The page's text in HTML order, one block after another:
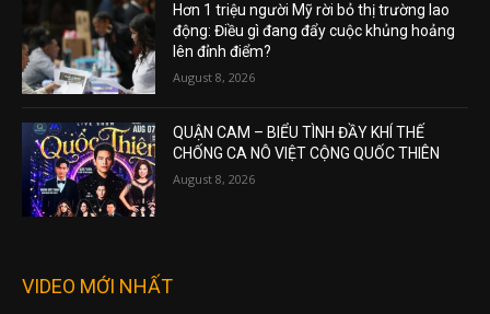
Hơn 1 triệu người Mỹ rời bỏ thị trường lao
động: Điều gì đang đẩy cuộc khủng hoảng
lên đỉnh điểm?
August 8, 2026
QUẬN CAM – BIỂU TÌNH ĐẦY KHÍ THẾ
CHỐNG CA NÔ VIỆT CỘNG QUỐC THIÊN
August 8, 2026
VIDEO MỚI NHẤT